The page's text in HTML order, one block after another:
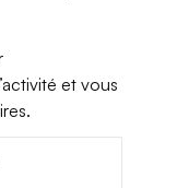
et vous